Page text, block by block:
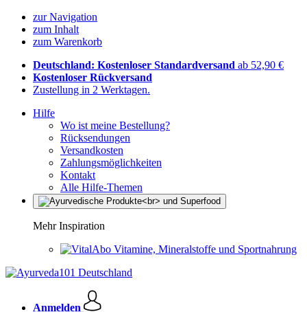
zur Navigation
zum Inhalt
zum Warenkorb
Deutschland: Kostenloser Standardversand ab 52,90 €
Kostenloser Rückversand
Zustellung in 2 Werktagen.
Hilfe
Wo ist meine Bestellung?
Rücksendungen
Versandkosten
Zahlungsmöglichkeiten
Kontakt
Alle Hilfe-Themen
Mehr Inspiration
Vitamine, Mineralstoffe und Sportnahrung
Anmelden